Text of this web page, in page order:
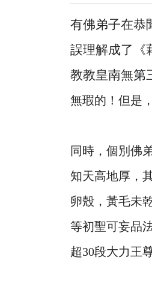
有佛弟子在恭
誤理解成了《
教教皇南無第
無瑕的！但是
同時，個別佛
知天高地厚，
卵殼，黃毛未
等初聖可妄品
超30段大力王